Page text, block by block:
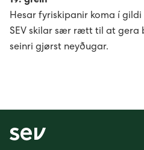
Hesar fyriskipanir koma í
SEV skilar sær rætt til at gera
seinri gjørst neyðugar.